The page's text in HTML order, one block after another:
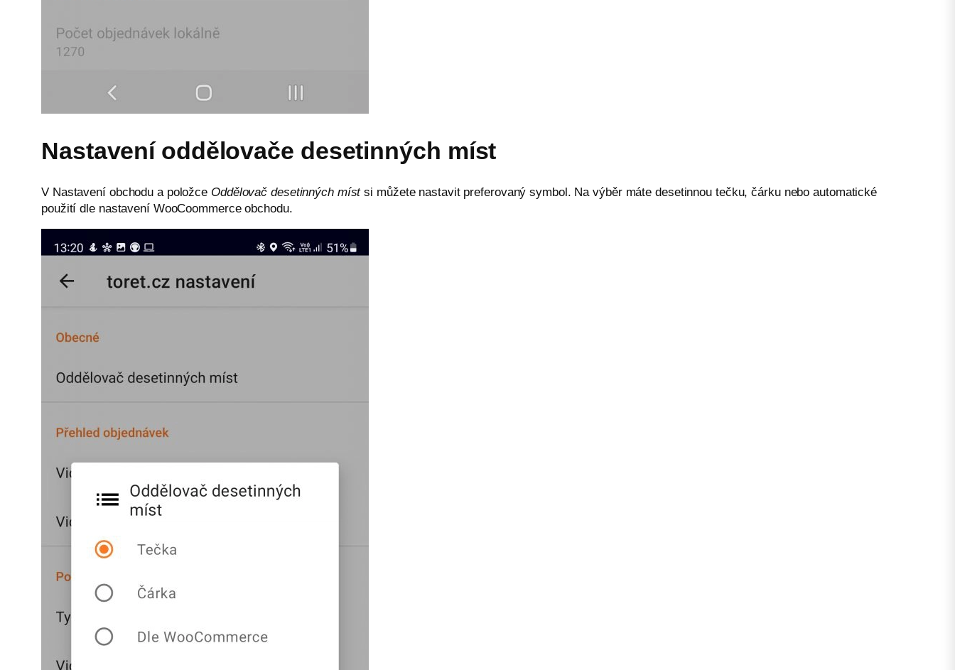
Nastavení oddělovače desetinných míst
V Nastavení obchodu a položce Oddělovač desetinných místsi můžete nastavit preferovaný symbol. Na výběr máte desetinnou tečku, čárku nebo automatické
použití dle nastavení WooCoommerce obchodu.